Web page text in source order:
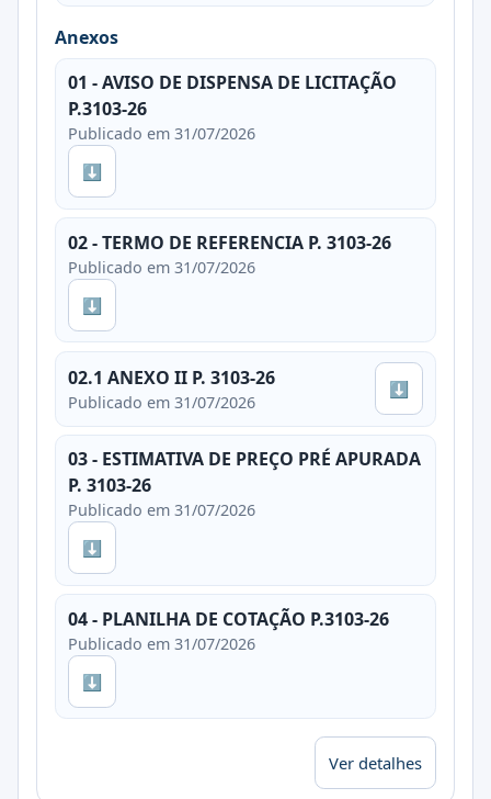
Anexos
01 - AVISO DE DISPENSA DE LICITAÇÃO
P.3103-26
Publicado em 31/07/2026
⬇
02 - TERMO DE REFERENCIA P. 3103-26
Publicado em 31/07/2026
⬇
02.1 ANEXO II P. 3103-26
Publicado em 31/07/2026
⬇
03 - ESTIMATIVA DE PREÇO PRÉ APURADA
P. 3103-26
Publicado em 31/07/2026
⬇
04 - PLANILHA DE COTAÇÃO P.3103-26
Publicado em 31/07/2026
⬇
Ver detalhes